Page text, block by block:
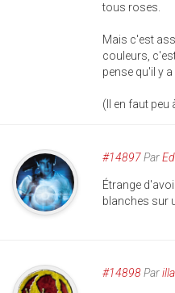
tous roses.
Mais c'est
couleurs,
pense qu'il y a
(Il en faut peu
#14897Par
Étrange
blanches sur
#14898Par